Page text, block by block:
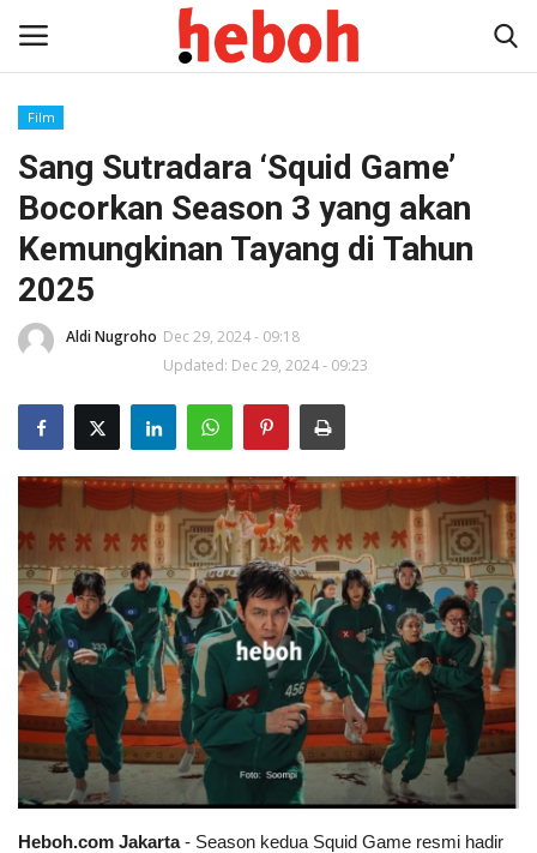
Home
Entertainment
Lifestyle
Video
News
Film
Sang Sutradara ‘Squid Game’
Bocorkan Season 3 yang akan
Kemungkinan Tayang di Tahun
2025
Aldi Nugroho Dec 29, 2024 - 09:18
Updated: Dec 29, 2024 - 09:23
Heboh.com Jakarta- Season kedua Squid Game resmi hadir